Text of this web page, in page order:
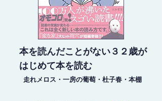
本を読んだことがない３２歳が
はじめて本を読む
走れメロス・一房の葡萄・杜子春・本棚